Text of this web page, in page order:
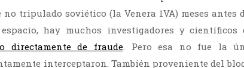
tripulado soviético (la Venera 1VA) meses antes
hay muchos investigadores y científicos
directamente de fraude. Pero esa no fue la
interceptaron. También proveniente del